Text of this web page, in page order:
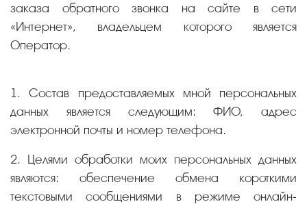
заказа обратного звонка на сайте в сети
«Интернет», владельцем которого является
Оператор.
1. Состав предоставляемых мной персональных
данных является следующим: ФИО, адрес
электронной почты и номер телефона.
2. Целями обработки моих персональных данных
являются: обеспечение обмена короткими
текстовыми сообщениями в режиме онлайн-